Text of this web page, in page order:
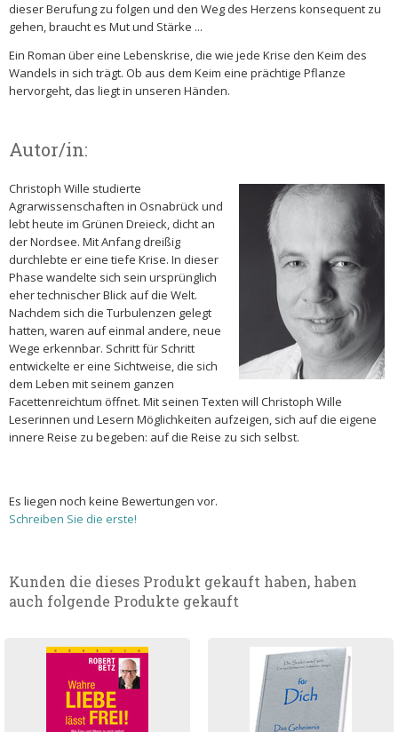
dieser Berufung zu folgen und den Weg des Herzens konsequent zu
gehen, braucht es Mut und Stärke ...
Ein Roman über eine Lebenskrise, die wie jede Krise den Keim des
Wandels in sich trägt. Ob aus dem Keim eine prächtige Pflanze
hervorgeht, das liegt in unseren Händen.
Autor/in:
Christoph Wille studierte
Agrarwissenschaften in Osnabrück und
lebt heute im Grünen Dreieck, dicht an
der Nordsee. Mit Anfang dreißig
durchlebte er eine tiefe Krise. In dieser
Phase wandelte sich sein ursprünglich
eher technischer Blick auf die Welt.
Nachdem sich die Turbulenzen gelegt
hatten, waren auf einmal andere, neue
Wege erkennbar. Schritt für Schritt
entwickelte er eine Sichtweise, die sich
dem Leben mit seinem ganzen
Facettenreichtum öffnet. Mit seinen Texten will Christoph Wille
Leserinnen und Lesern Möglichkeiten aufzeigen, sich auf die eigene
innere Reise zu begeben: auf die Reise zu sich selbst.
Es liegen noch keine Bewertungen vor.
Schreiben Sie die erste!
Kunden die dieses Produkt gekauft haben, haben
auch folgende Produkte gekauft